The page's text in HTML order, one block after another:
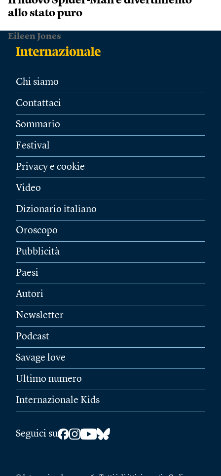
allo stato puro
Eileen Jones
Chi siamo
Contattaci
Sommario
Festival
Privacy e cookie
Video
Dizionario italiano
Oroscopo
Pubblicità
Paesi
Autori
Newsletter
Podcast
Savage love
Ultimo numero
Internazionale Kids
Seguici su